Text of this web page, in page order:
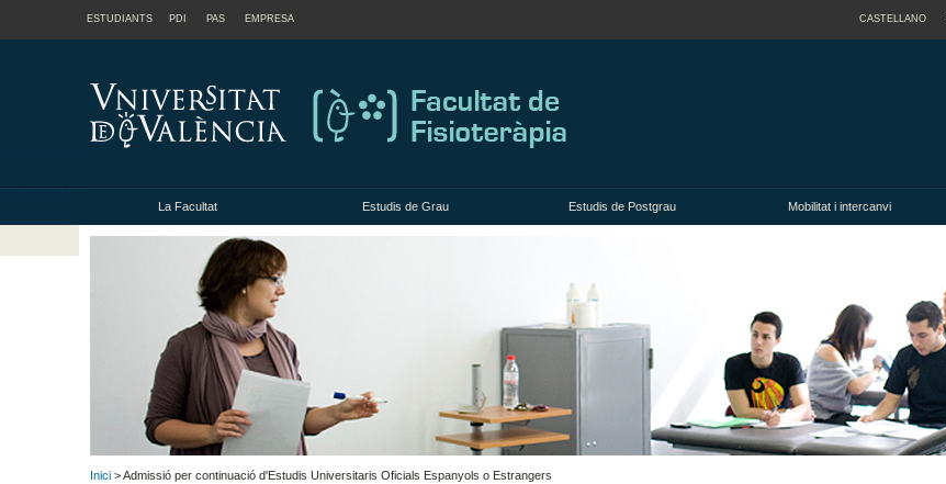
ESTUDIANTS PDI PAS EMPRESA CASTELLANO
La Facultat Estudis de Grau Estudis de Postgrau Mobilitat i intercanvi
Inici > Admissió per continuació d'Estudis Universitaris Oficials Espanyols o Estrangers